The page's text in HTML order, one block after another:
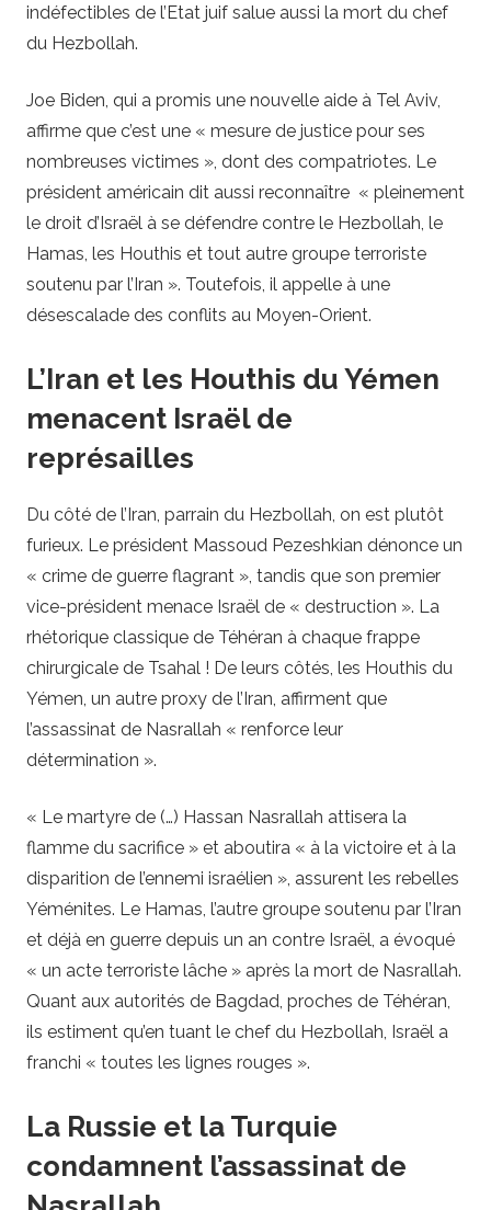
indéfectibles de l’Etat juif salue aussi la mort du chef
du Hezbollah.
Joe Biden, qui a promis une nouvelle aide à Tel Aviv,
affirme que c’est une « mesure de justice pour ses
nombreuses victimes », dont des compatriotes. Le
président américain dit aussi reconnaître « pleinement
le droit d’Israël à se défendre contre le Hezbollah, le
Hamas, les Houthis et tout autre groupe terroriste
soutenu par l’Iran ». Toutefois, il appelle à une
désescalade des conflits au Moyen-Orient.
L’Iran et les Houthis du Yémen
menacent Israël de
représailles
Du côté de l’Iran, parrain du Hezbollah, on est plutôt
furieux. Le président Massoud Pezeshkian dénonce un
« crime de guerre flagrant », tandis que son premier
vice-président menace Israël de « destruction ». La
rhétorique classique de Téhéran à chaque frappe
chirurgicale de Tsahal ! De leurs côtés, les Houthis du
Yémen, un autre proxy de l’Iran, affirment que
l’assassinat de Nasrallah « renforce leur
détermination ».
« Le martyre de (…) Hassan Nasrallah attisera la
flamme du sacrifice » et aboutira « à la victoire et à la
disparition de l’ennemi israélien », assurent les rebelles
Yéménites. Le Hamas, l’autre groupe soutenu par l’Iran
et déjà en guerre depuis un an contre Israël, a évoqué
« un acte terroriste lâche » après la mort de Nasrallah.
Quant aux autorités de Bagdad, proches de Téhéran,
ils estiment qu’en tuant le chef du Hezbollah, Israël a
franchi « toutes les lignes rouges ».
La Russie et la Turquie
condamnent l’assassinat de